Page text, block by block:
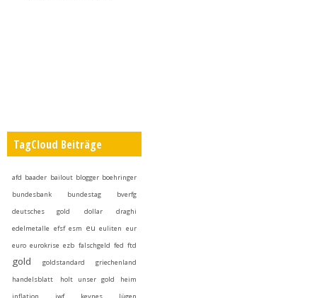
TagCloud Beiträge
afd baader bailout blogger boehringer
bundesbank
bundestag
bverfg
deutsches gold
dollar
draghi
edelmetalle efsf esm eu euliten eur
euro eurokrise ezb falschgeld fed ftd
gold goldstandard
griechenland
handelsblatt
holt unser gold heim
inflation
iwf keynes
lügen